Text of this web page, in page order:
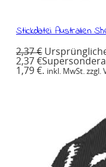
Stickdatei Australien
2,37€
2,37 €
1,79 €. inkl. MwSt. zzgl.